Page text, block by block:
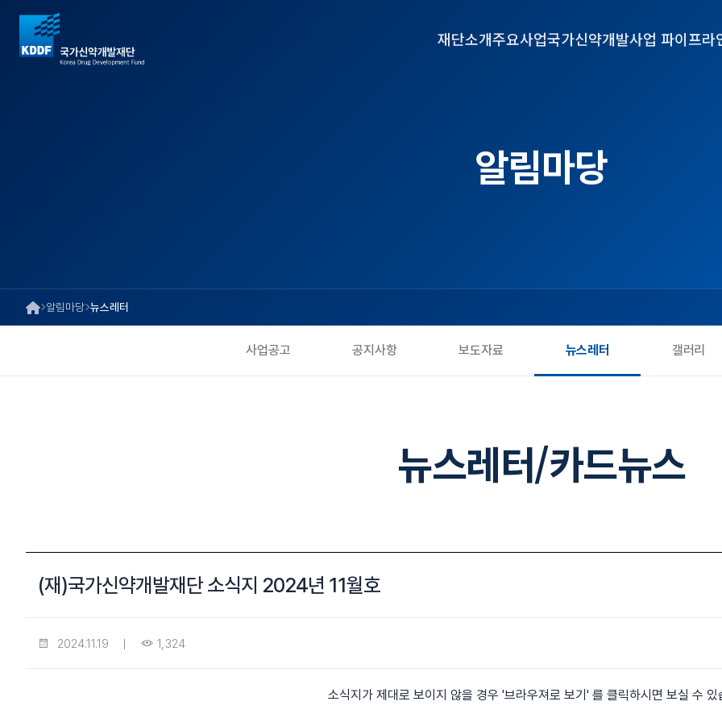
재단소개주요사업국가신약개발사업 파이프라
알림마당
알림마당 뉴스레터
사업공고 공지사항 보도자료 뉴스레터 갤러리
뉴스레터/카드뉴스
(재)국가신약개발재단 소식지 2024년 11월호
2024.11.19 1,324
소식지가 제대로 보이지 않을 경우 '브라우져로 보기 ' 를 클릭하시면 보실 수 있